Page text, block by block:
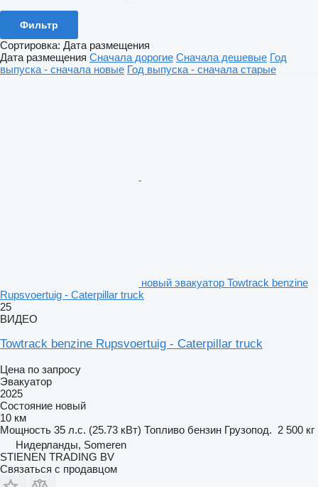
Фильтр
Сортировка: Дата размещения
Дата размещения Сначала дорогие Сначала дешевые Год
выпуска - сначала новые Год выпуска - сначала старые
новый эвакуатор Towtrack benzine
Rupsvoertuig - Caterpillar truck
25
ВИДЕО
Towtrack benzine Rupsvoertuig - Caterpillar truck
Цена по запросу
Эвакуатор
2025
Состояние новый
10 км
Мощность 35 л.с. (25.73 кВт) Топливо бензин Грузопод. 2 500 кг
Нидерланды, Someren
STIENEN TRADING BV
Связаться с продавцом